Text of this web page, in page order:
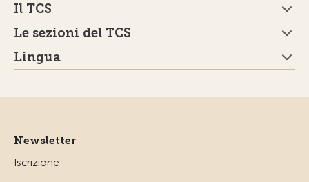
Il TCS
Le sezioni del TCS
Lingua
Newsletter
Iscrizione